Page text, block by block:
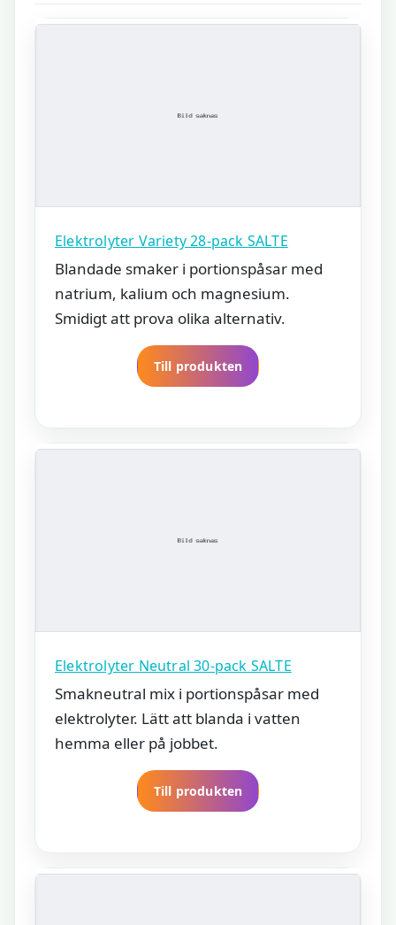
Elektrolyter Variety 28-pack SALTE
Blandade smaker i portionspåsar med
natrium, kalium och magnesium.
Smidigt att prova olika alternativ.
Till produkten
Elektrolyter Neutral 30-pack SALTE
Smakneutral mix i portionspåsar med
elektrolyter. Lätt att blanda i vatten
hemma eller på jobbet.
Till produkten